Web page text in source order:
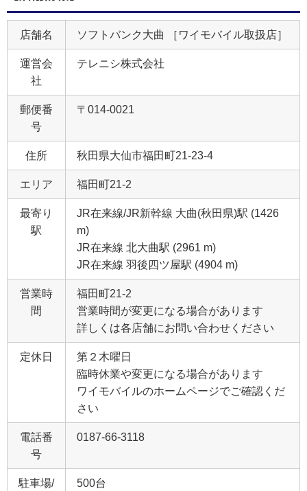
店舗名 ソフトバンク大曲 ［ワイモバイル取扱店］
運営会
社
テレニシ株式会社
郵便番
号
〒014-0021
住所 秋田県大仙市福田町21‐23‐4
エリア 福田町21‐2
最寄り
駅
JR在来線/JR新幹線 大曲(秋田県)駅 (1426
m)
JR在来線 北大曲駅 (2961 m)
JR在来線 羽後四ツ屋駅 (4904 m)
営業時
間
福田町21‐2
営業時間が変更になる場合があります
詳しくは各店舗にお問い合わせください
定休日
第２木曜日
臨時休業や変更になる場合があります
ワイモバイルのホームページでご確認くだ
さい
電話番
号
0187-66-3118
駐車場/
500台